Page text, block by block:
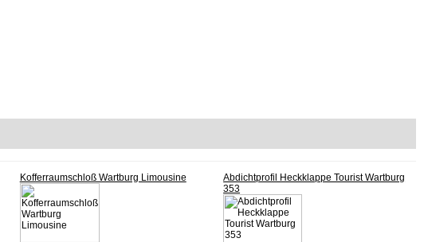
Kofferraumschloß Wartburg Limousine
Abdichtprofil Heckklappe Tourist Wartburg
353